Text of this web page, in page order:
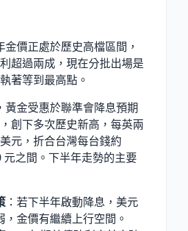
價正處於歷史高檔區間，
超過兩成，現在分批出場是
著等到最高點。
黃金受惠於聯準會降息預期
創下多次歷史新高，每英兩
元 ，折合台灣每台錢約
元之間。下半年走勢的主要
：若下半年啟動降息，美元
，金價有繼續上行空間。